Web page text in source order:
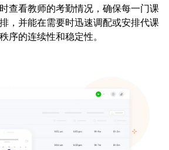
查看教师的考勤情况，确保每一门课
，并能在需要时迅速调配或安排代课
序的连续性和稳定性。